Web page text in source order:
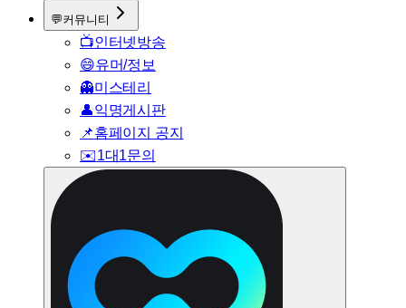
💬커뮤니티
📺인터넷방송
😄유머/정보
👻미스테리
👤익명게시판
📌홈페이지 공지
✉️1대1문의